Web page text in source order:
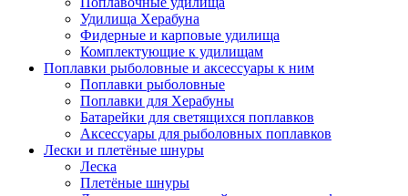
Удилища Херабуна
Фидерные и карповые удилища
Комплектующие к удилищам
Поплавки рыболовные и аксессуары к ним
Поплавки рыболовные
Поплавки для Херабуны
Батарейки для светящихся поплавков
Аксессуары для рыболовных поплавков
Лески и плетёные шнуры
Леска
Плетёные шнуры